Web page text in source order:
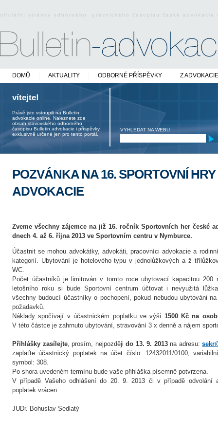
oficiální stránky odborného právnického časopisu české
DOMŮ AKTUALITY ODBORNÉ PŘÍSPĚVKY Z ADVOKACIE
vítejte!
Právě jste vstoupili na Bulletin
advokacie online. Naleznete zde
obsah stavovského odborného
časopisu Bulletin advokacie i příspěvky
exklusivně určené jen pro tento portál.
VYHLEDAT NA WEBU
POZVÁNKA NA 16. SPORTOVNÍ
ADVOKACIE
Zveme všechny zájemce na již 16. ročník Sportovních her české
dnech 4. až 6. října 2013 ve Sportovním centru v Nymburce.
Účastnit se mohou advokátky, advokáti, pracovníci advokacie a
kategorií. Ubytování je hotelového typu v jednolůžkových a ž
WC.
Počet účastníků je limitován v tomto roce ubytovací kapacitou 200
letošního roku si bude Sportovní centrum účtovat i nevyužitá
všechny budoucí účastníky o pochopení, pokud nebudou ubytováni
požadavků.
Náklady spočívají v účastnickém poplatku ve výši 1500 Kč na
V této částce je zahrnuto ubytování, stravování 3 x denně a nájem
Přihlášky zasílejte, prosím, nejpozdějido 13. 9. 2013na adresu:
zaplaťte účastnický poplatek na účet číslo: 12432011/0100,
symbol: 308.
Po shora uvedeném termínu bude vaše přihláška písemně potvrzena.
V případě Vašeho odhlášení do 20. 9. 2013 či v případě odvolání
poplatek vrácen.
JUDr. Bohuslav Sedlatý